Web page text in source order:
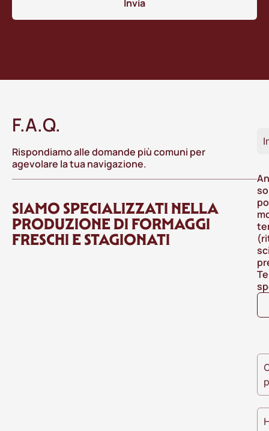
Invia
F.A.Q.
Rispondiamo alle domande più comuni per
agevolare la tua navigazione.
SIAMO SPECIALIZZATI NELLA
PRODUZIONE DI FORMAGGI
FRESCHI E STAGIONATI